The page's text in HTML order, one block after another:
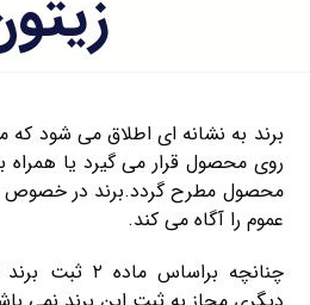
برند به نشانه ای اطلاق می شود
روی محصول قرار می گیرد یا همراه
محصول مطرح گردد.برند در خصوص
عموم را آگاه می کند.
چنانچه